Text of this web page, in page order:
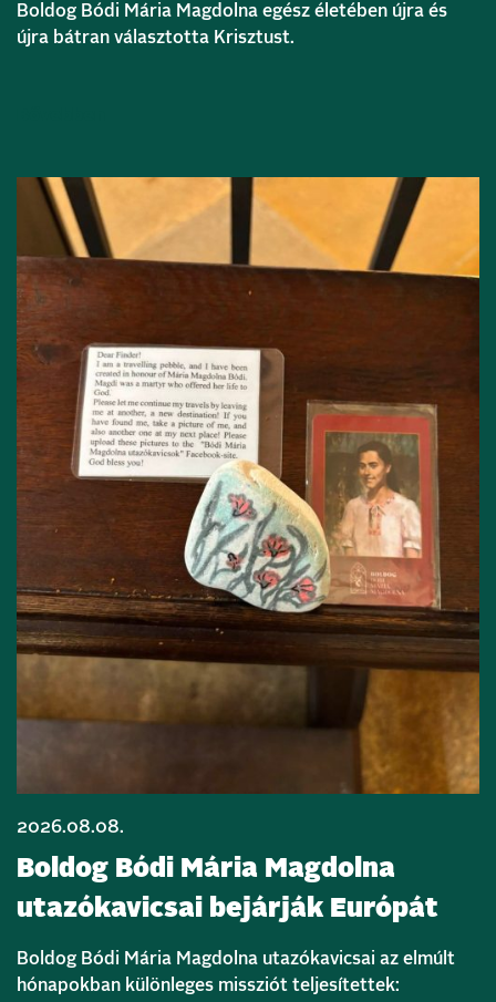
Boldog Bódi Mária Magdolna egész életében újra és
újra bátran választotta Krisztust.
2026.08.08.
Boldog Bódi Mária Magdolna
utazókavicsai bejárják Európát
Boldog Bódi Mária Magdolna utazókavicsai az elmúlt
hónapokban különleges missziót teljesítettek: